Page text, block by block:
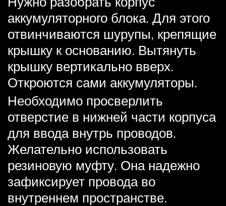
аккумуляторного блока. Для этого
отвинчиваются шурупы, крепящие
крышку к основанию. Вытянуть
крышку вертикально вверх.
Откроются сами аккумуляторы.
Необходимо просверлить
отверстие в нижней части корпуса
для ввода внутрь проводов.
Желательно использовать
резиновую муфту. Она надежно
зафиксирует провода во
внутреннем пространстве.